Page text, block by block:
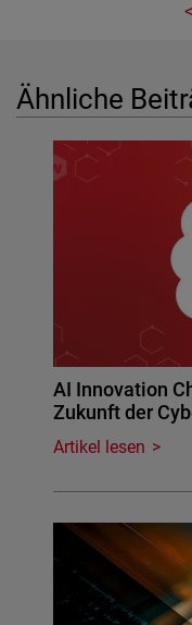
Ähnliche
AI Innovation
Zukunft der
Artikel lesen